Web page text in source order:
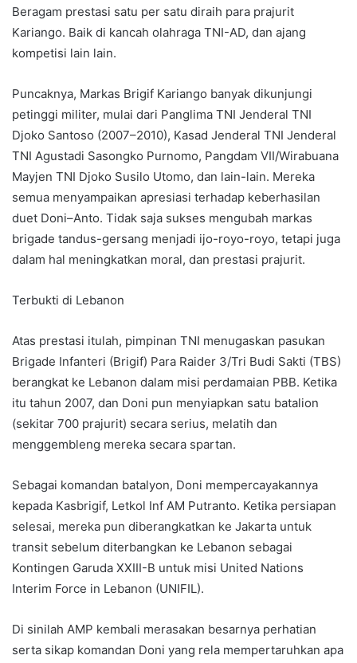
Beragam prestasi satu per satu diraih para prajurit
Kariango. Baik di kancah olahraga TNI-AD, dan ajang
kompetisi lain lain.
Puncaknya, Markas Brigif Kariango banyak dikunjungi
petinggi militer, mulai dari Panglima TNI Jenderal TNI
Djoko Santoso (2007–2010), Kasad Jenderal TNI Jenderal
TNI Agustadi Sasongko Purnomo, Pangdam VII/Wirabuana
Mayjen TNI Djoko Susilo Utomo, dan lain-lain. Mereka
semua menyampaikan apresiasi terhadap keberhasilan
duet Doni–Anto. Tidak saja sukses mengubah markas
brigade tandus-gersang menjadi ijo-royo-royo, tetapi juga
dalam hal meningkatkan moral, dan prestasi prajurit.
Terbukti di Lebanon
Atas prestasi itulah, pimpinan TNI menugaskan pasukan
Brigade Infanteri (Brigif) Para Raider 3/Tri Budi Sakti (TBS)
berangkat ke Lebanon dalam misi perdamaian PBB. Ketika
itu tahun 2007, dan Doni pun menyiapkan satu batalion
(sekitar 700 prajurit) secara serius, melatih dan
menggembleng mereka secara spartan.
Sebagai komandan batalyon, Doni mempercayakannya
kepada Kasbrigif, Letkol Inf AM Putranto. Ketika persiapan
selesai, mereka pun diberangkatkan ke Jakarta untuk
transit sebelum diterbangkan ke Lebanon sebagai
Kontingen Garuda XXIII-B untuk misi United Nations
Interim Force in Lebanon (UNIFIL).
Di sinilah AMP kembali merasakan besarnya perhatian
serta sikap komandan Doni yang rela mempertaruhkan apa